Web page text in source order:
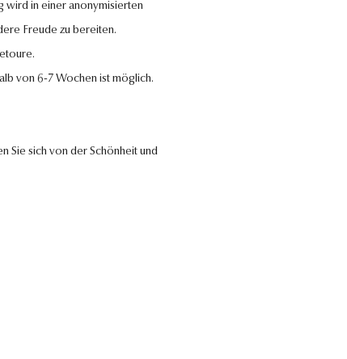
wird in einer anonymisierten
Freude zu bereiten.
von 6-7 Wochen ist möglich.
Sie sich von der Schönheit und